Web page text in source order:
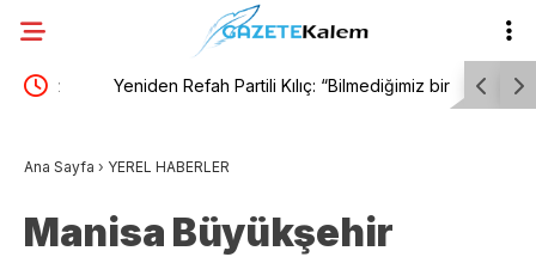
Yeniden Refah Partili Kılıç: “Bilmediğimiz bir
Ana Sayfa › YEREL HABERLER
Manisa Büyükşehir